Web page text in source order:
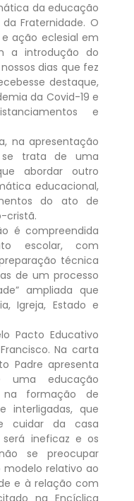
da educação
Fraternidade. O
ação eclesial em
a introdução do
dias que fez
destaque,
da Covid-19 e
e
na apresentação
trata de uma
abordar outro
educacional,
do ato de
cristã.
é compreendida
escolar, com
técnica
de um processo
ampliada que
Igreja, Estado e
Pacto Educativo
Na carta
Padre apresenta
uma educação
na formação de
interligadas, que
cuidar da casa
ineficaz e os
se preocupar
relativo ao
e à relação com